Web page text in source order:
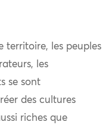
territoire, les peuples
les
se sont
des cultures
riches que